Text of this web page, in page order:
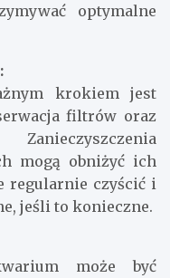
optymalne
krokiem jest
filtrów oraz
mogą obniżyć ich
regularnie czyścić i
jeśli to konieczne.
może być